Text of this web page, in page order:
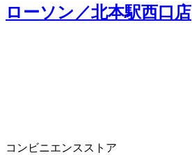
ローソン／北本駅西口店
コンビニエンスストア